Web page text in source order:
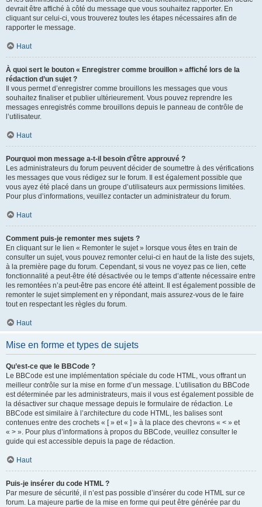
devrait être affiché à côté du message que vous souhaitez rapporter. En
cliquant sur celui-ci, vous trouverez toutes les étapes nécessaires afin de
rapporter le message.
Haut
À quoi sert le bouton « Enregistrer comme brouillon » affiché lors de la
rédaction d’un sujet ?
Il vous permet d’enregistrer comme brouillons les messages que vous
souhaitez finaliser et publier ultérieurement. Vous pouvez reprendre les
messages enregistrés comme brouillons depuis le panneau de contrôle de
l’utilisateur.
Haut
Pourquoi mon message a-t-il besoin d’être approuvé ?
Les administrateurs du forum peuvent décider de soumettre à des vérifications
les messages que vous rédigez sur le forum. Il est également possible que
vous ayez été placé dans un groupe d’utilisateurs aux permissions limitées.
Pour plus d’informations, veuillez contacter un administrateur du forum.
Haut
Comment puis-je remonter mes sujets ?
En cliquant sur le lien « Remonter le sujet » lorsque vous êtes en train de
consulter un sujet, vous pouvez remonter celui-ci en haut de la liste des sujets,
à la première page du forum. Cependant, si vous ne voyez pas ce lien, cette
fonctionnalité a peut-être été désactivée ou le temps d’attente nécessaire entre
les remontées n’a peut-être pas encore été atteint. Il est également possible de
remonter le sujet simplement en y répondant, mais assurez-vous de le faire
tout en respectant les règles du forum.
Haut
Mise en forme et types de sujets
Qu’est-ce que le BBCode ?
Le BBCode est une implémentation spéciale du code HTML, vous offrant un
meilleur contrôle sur la mise en forme d’un message. L’utilisation du BBCode
est déterminée par les administrateurs, mais il vous est également possible de
la désactiver sur chaque message depuis le formulaire de rédaction. Le
BBCode est similaire à l’architecture du code HTML, les balises sont
contenues entre des crochets « [ » et « ] » à la place des chevrons « < » et
« > ». Pour plus d’informations à propos du BBCode, veuillez consulter le
guide qui est accessible depuis la page de rédaction.
Haut
Puis-je insérer du code HTML ?
Par mesure de sécurité, il n’est pas possible d’insérer du code HTML sur ce
forum. La majeure partie de la mise en forme qui peut être générée par du